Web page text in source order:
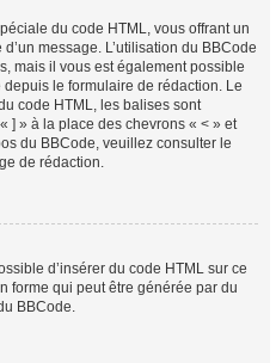
du code HTML, vous offrant un
message. L’utilisation du BBCode
mais il vous est également possible
le formulaire de rédaction. Le
code HTML, les balises sont
] » à la place des chevrons « < » et
du BBCode, veuillez consulter le
de rédaction.
d’insérer du code HTML sur ce
forme qui peut être générée par du
BBCode.